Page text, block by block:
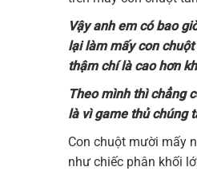
Vậy anh em có bao
lại làm mấy con
thậm chí là cao hơn
Theo mình thì chẳng
là vì game thủ chúng
Con chuột mười mấy
như chiếc phân khối